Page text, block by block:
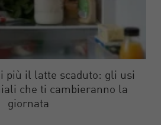
più il latte scaduto: gli usi
che ti cambieranno la
giornata